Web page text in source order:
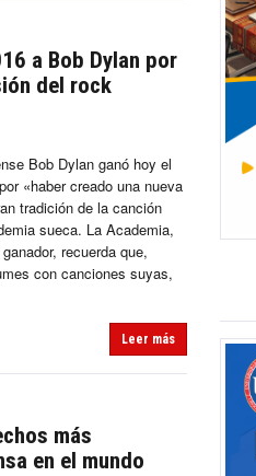
a Bob Dylan por
del rock
Bob Dylan ganó hoy el
«haber creado una nueva
tradición de la canción
sueca. La Academia,
recuerda que,
con canciones suyas,
Leer más
más
en el mundo